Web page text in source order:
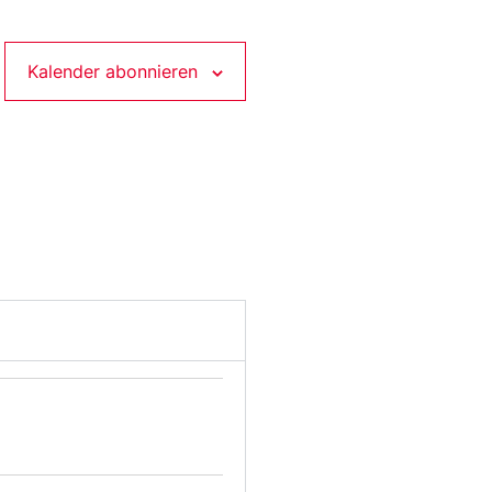
Kalender abonnieren